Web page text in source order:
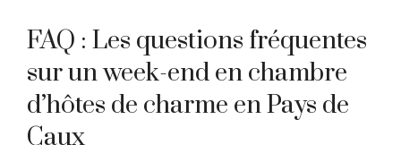
FAQ : Les questions fréquentes
sur un week-end en chambre
d’hôtes de charme en Pays de
Caux